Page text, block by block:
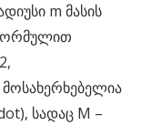
m მასის
,
, სადაც M –